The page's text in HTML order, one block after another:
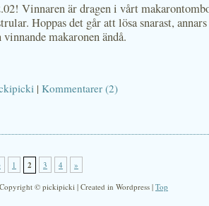
Vinnaren är dragen i vårt
Hoppas det går att lösa snarast,
vinnande makaronen ändå.
| Kommentarer (2)
1 2 3 4 »
© pickipicki | Created in Wordpress | Top